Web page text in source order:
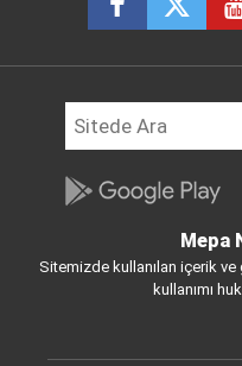
Mepa
Sitemizde kullanılan içerik ve
kullanımı